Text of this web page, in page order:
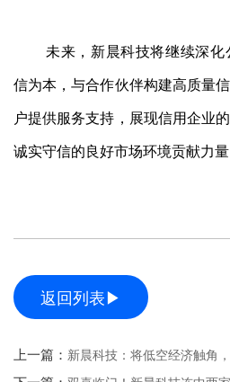
未来，新晨科技将继续深
信为本，与合作伙伴构建高质量
户提供服务支持，展现信用企业
诚实守信的良好市场环境贡献力量
返回列表▶
上一篇： 新晨科技：将低空经济触角